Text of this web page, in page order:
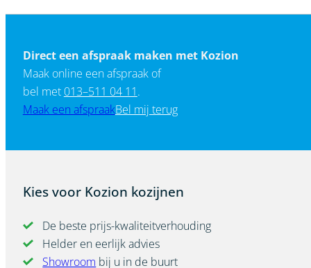
Direct een afspraak maken met Kozion
Maak online een afspraak of
bel met 013–511 04 11.
Maak een afspraakBel mij terug
Kies voor Kozion kozijnen
De beste prijs-kwaliteitverhouding
Helder en eerlijk advies
Showroom bij u in de buurt